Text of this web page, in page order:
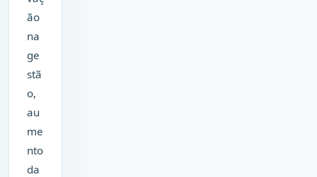
ão
na
ge
stã
o,
au
me
nto
da